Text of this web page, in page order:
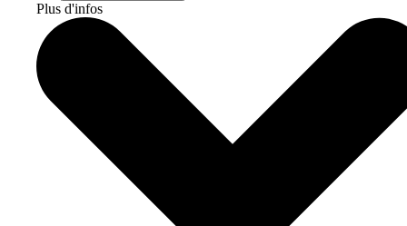
Plus d'infos